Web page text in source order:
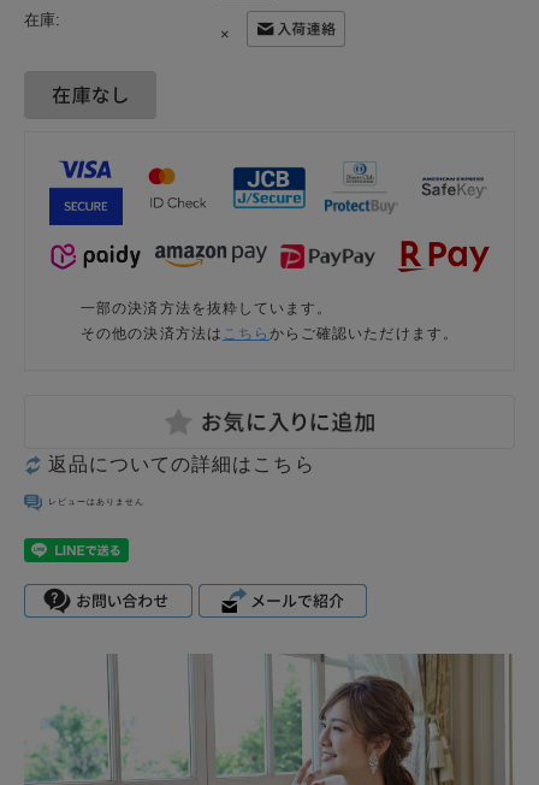
在庫:
×
一部の決済方法を抜粋しています。
その他の決済方法は こちら からご確認いただけます。
返品についての詳細はこちら
レビューはありません